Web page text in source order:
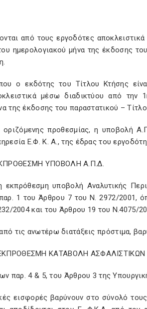
από τους εργοδότες
ημερολογιακού μήνα της έκδοσης
ο εκδότης του Τίτλου Κτήσης
μέσω διαδικτύου από
της έκδοσης του παραστατικού –
προθεσμίας, η υποβολή
Ε.Φ. Κ. Α., της έδρας του
ΥΠΟΒΟΛΗ Α.Π.Δ.
υποβολή Αναλυτικής
1 του Άρθρου 7 του Ν. 2972/2001,
2004 και του Άρθρου 19 του Ν.4075/
τις ανωτέρω διατάξεις πρόστιμα,
ΚΑΤΑΒΟΛΗ ΑΣΦΑΛΙΣΤΙΚΩΝ
παρ. 4 & 5, του Άρθρου 3 της
εισφορές βαρύνουν στο σύνολό